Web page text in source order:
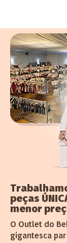
peças
menor
O Outlet do
gigantesca